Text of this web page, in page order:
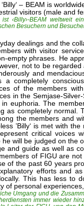
– BEAM is
visitors (male and
ist ‹Billy›-BEAM weltweit
Besuchern und
dealings and the
with visitor
empty phrases. He
not to be
and
a completely
of the members
in the Semjase-
in euphoria. The
as completely normal.
the members and
’Billy‘ is met with
critical voices
he will be judged on the
and guide as well as
of FIGU are
of the past 60 years
efforts and
This has less to
of personal
Umgang und die
immer wieder